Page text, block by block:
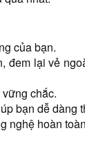
của bạn.
lại vẻ
chắc.
bạn dễ dàng
nghệ hoàn